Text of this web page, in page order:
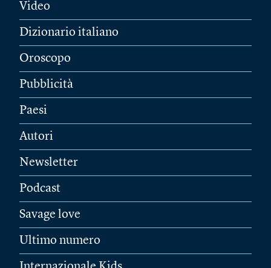
Video
Dizionario italiano
Oroscopo
Pubblicità
Paesi
Autori
Newsletter
Podcast
Savage love
Ultimo numero